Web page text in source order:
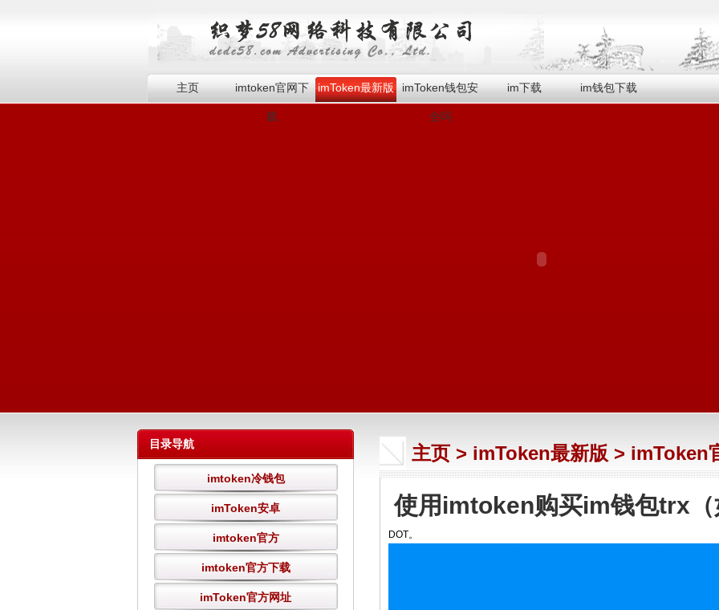
主页 imtoken官网下
载
imToken最新版 imToken钱包安
全吗
im下载 im钱包下载
目录导航
imtoken冷钱包
imToken安卓
imtoken官方
imtoken官方下载
imToken官方网址
主页 > imToken最新版 > imToken
使用imtoken购买im钱包trx
DOT。